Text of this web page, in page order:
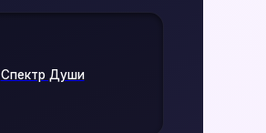
Спектр Души